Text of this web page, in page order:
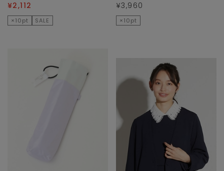
¥2,112
×10pt SALE
¥3,960
×10pt